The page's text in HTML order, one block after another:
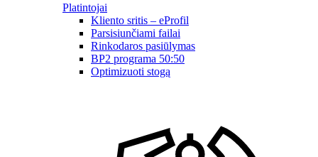
Platintojai
Kliento sritis – eProfil
Parsisiunčiami failai
Rinkodaros pasiūlymas
BP2 programa 50:50
Optimizuoti stogą